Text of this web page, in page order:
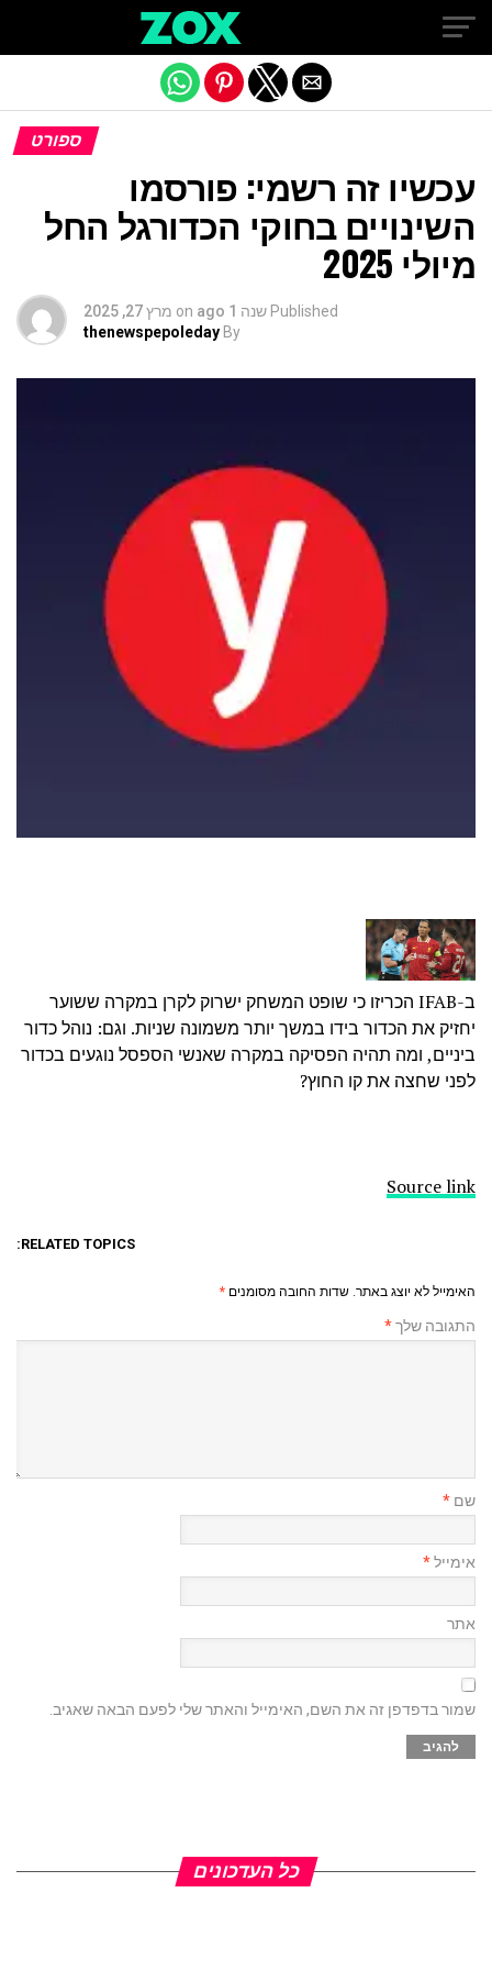
ספורט
עכשיו זה רשמי: פורסמו
השינויים בחוקי הכדורגל החל
מיולי 2025
Published שנה 1 ago on מרץ 27, 2025
By
thenewspepoleday
ב-IFAB הכריזו כי שופט המשחק ישרוק לקרן במקרה ששוער
יחזיק את הכדור בידו במשך יותר משמונה שניות. וגם: נוהל כדור
ביניים, ומה תהיה הפסיקה במקרה שאנשי הספסל נוגעים בכדור
לפני שחצה את קו החוץ?
Source link
RELATED TOPICS:
האימייל לא יוצג באתר. שדות החובה מסומנים *
התגובה שלך*
שם *
אימייל*
אתר
שמור בדפדפן זה את השם, האימייל והאתר שלי לפעם הבאה שאגיב.
כל העדכונים
Exit mobile version